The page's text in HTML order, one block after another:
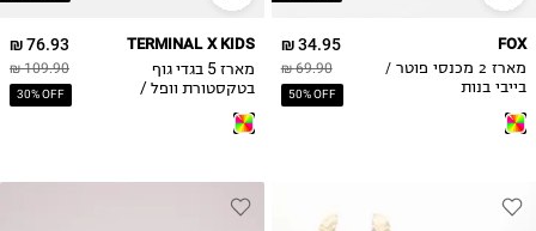
34.95 ₪
69.90 ₪
50% OFF
FOX
מארז 2 מכנסי פוטר /
בייבי בנות
76.93 ₪
109.90 ₪
30% OFF
TERMINAL X KIDS
מארז 5 בגדי גוף
בטקסטורת וופל /